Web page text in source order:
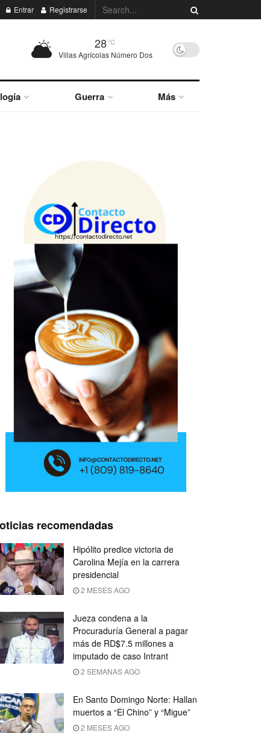
Entrar Registrarse
28°C
Villas Agrícolas Número Dos
Guerra Más
recomendadas
Hipólito predice victoria de
Carolina Mejía en la carrera
presidencial
2 MESES AGO
Jueza condena a la
Procuraduría General a pagar
más de RD$7.5 millones a
imputado de caso Intrant
2 SEMANAS AGO
En Santo Domingo Norte: Hallan
muertos a “El Chino” y “Migue”
2 MESES AGO